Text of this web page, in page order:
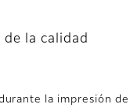
la calidad
la impresión